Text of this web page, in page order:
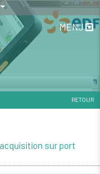
MENU
RETOUR
sur port